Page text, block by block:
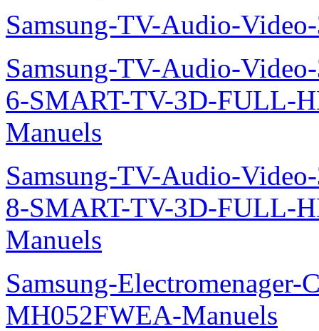
Samsung-TV-Audio-
Samsung-TV-Audio-
6-SMART-TV-3D-FULL-
Manuels
Samsung-TV-Audio-
8-SMART-TV-3D-FULL-
Manuels
Samsung-Electromenager-
MH052FWEA-Manuels